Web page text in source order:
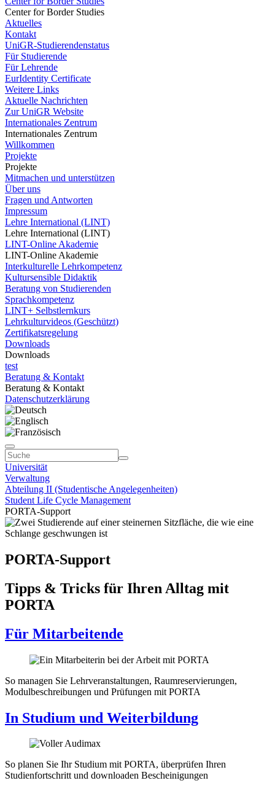
Center for Border Studies
Aktuelles
Kontakt
UniGR-Studierendenstatus
Für Studierende
Für Lehrende
EurIdentity Certificate
Weitere Links
Aktuelle Nachrichten
Zur UniGR Website
Internationales Zentrum
Internationales Zentrum
Willkommen
Projekte
Projekte
Mitmachen und unterstützen
Über uns
Fragen und Antworten
Impressum
Lehre International (LINT)
Lehre International (LINT)
LINT-Online Akademie
LINT-Online Akademie
Interkulturelle Lehrkompetenz
Kultursensible Didaktik
Beratung von Studierenden
Sprachkompetenz
LINT+ Selbstlernkurs
Lehrkulturvideos (Geschützt)
Zertifikatsregelung
Downloads
Downloads
test
Beratung & Kontakt
Beratung & Kontakt
Datenschutzerklärung
Universität
Verwaltung
Abteilung II (Studentische Angelegenheiten)
Student Life Cycle Management
PORTA-Support
PORTA-Support
Tipps & Tricks für Ihren Alltag mit
PORTA
Für Mitarbeitende
So managen Sie Lehrveranstaltungen, Raumreservierungen,
Modulbeschreibungen und Prüfungen mit PORTA
In Studium und Weiterbildung
So planen Sie Ihr Studium mit PORTA, überprüfen Ihren
Studienfortschritt und downloaden Bescheinigungen